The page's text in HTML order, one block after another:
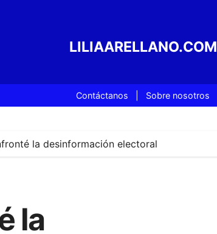
LILIAARELLANO.COM
Contáctanos Sobre nosotros
la desinformación electoral
la